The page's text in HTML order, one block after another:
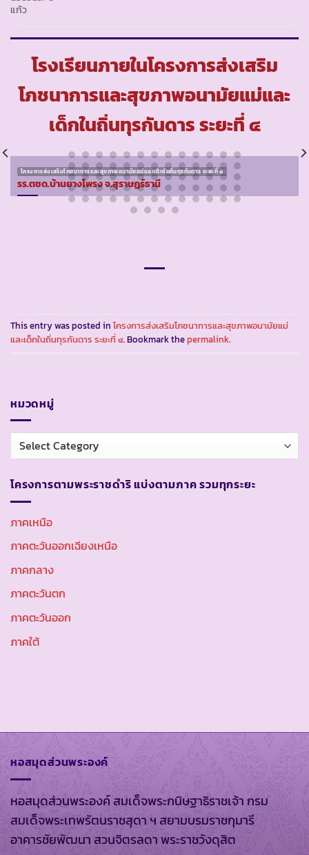
แก้ว
โรงเรียนภายในโครงการส่งเสริม
โภชนาการและสุขภาพอนามัยแม่และ
เด็กในถิ่นทุรกันดาร ระยะที่ ๔
โครงการส่งเสริมโภชนาการและสุขภาพอนามัยแม่และเด็กในถิ่นทุรกันดาร ระยะที่ ๔
รร.ตชด.บ้านยางโพรง จ.สุราษฏร์ธานี
This entry was posted in โครงการส่งเสริมโภชนาการและสุขภาพอนามัยแม่
และเด็กในถิ่นทุรกันดาร ระยะที่ ๔. Bookmark thepermalink.
หมวดหมู่
หมวด
หมู่
โครงการตามพระราชดำริ แบ่งตามภาค รวมทุกระยะ
ภาคเหนือ
ภาคตะวันออกเฉียงเหนือ
ภาคกลาง
ภาคตะวันตก
ภาคตะวันออก
ภาคใต้
หอสมุดส่วนพระองค์
หอสมุดส่วนพระองค์ สมเด็จพระกนิษฐาธิราชเจ้า กรม
สมเด็จพระเทพรัตนราชสุดา ฯ สยามบรมราชกุมารี
อาคารชัยพัฒนา สวนจิตรลดา พระราชวังดุสิต